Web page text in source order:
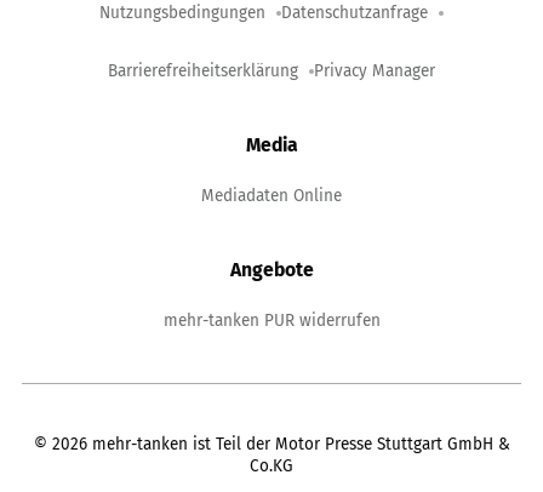
Nutzungsbedingungen Datenschutzanfrage
Barrierefreiheitserklärung Privacy Manager
Media
Mediadaten Online
Angebote
mehr-tanken PUR widerrufen
© 2026 mehr-tanken ist Teil der Motor Presse Stuttgart GmbH &
Co.KG